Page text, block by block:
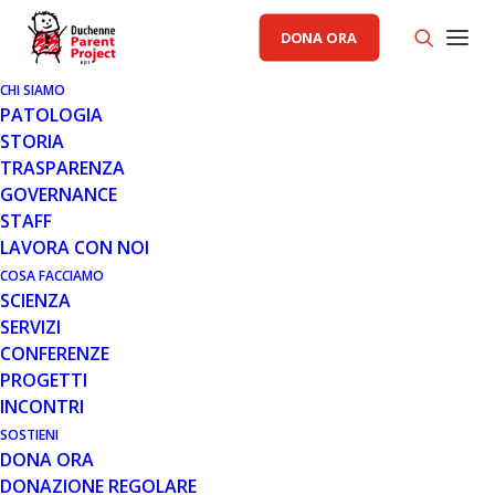
DONA ORA
CHI SIAMO
PATOLOGIA
STORIA
TRASPARENZA
GOVERNANCE
STAFF
LAVORA CON NOI
COSA FACCIAMO
SCIENZA
SERVIZI
CONFERENZE
PROGETTI
INCONTRI
SOSTIENI
DONA ORA
DONAZIONE REGOLARE
COMUNICATI STAMPA PP
28 LUG 2010
COMUNICATO 28.07.10
Musica contro la distrofia: